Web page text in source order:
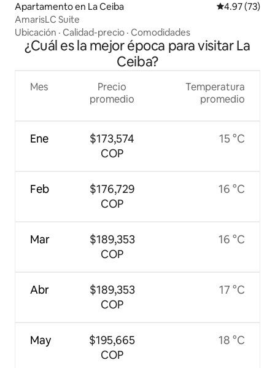
Apartamento en La Ceiba Calificación
4.97 (73)
AmarisLC Suite
Ubicación · Calidad-precio · Comodidades
¿Cuál es la mejor época para visitar La
Ceiba?
Mes
Ene
Feb
Mar
Abr
May
Precio
promedio
$173,574
COP
$176,729
COP
$189,353
COP
$189,353
COP
$195,665
COP
Temperatura
promedio
15 °C
16 °C
16 °C
17 °C
18 °C